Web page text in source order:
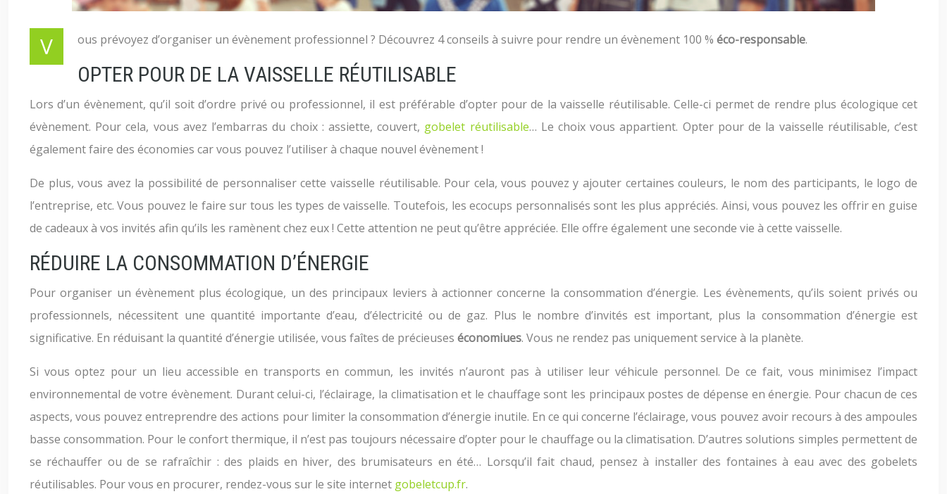
Vous prévoyez d’organiser un évènement professionnel ? Découvrez 4 conseils à suivre pour rendre un évènement 100 % éco-responsable.
OPTER POUR DE LA VAISSELLE RÉUTILISABLE
Lors d’un évènement, qu’il soit d’ordre privé ou professionnel, il est préférable d’opter pour de la vaisselle réutilisable. Celle-ci permet de rendre plus écologique cet
évènement. Pour cela, vous avez l’embarras du choix : assiette, couvert, gobelet réutilisable… Le choix vous appartient. Opter pour de la vaisselle réutilisable, c’est
également faire des économies car vous pouvez l’utiliser à chaque nouvel évènement !
De plus, vous avez la possibilité de personnaliser cette vaisselle réutilisable. Pour cela, vous pouvez y ajouter certaines couleurs, le nom des participants, le logo de
l’entreprise, etc. Vous pouvez le faire sur tous les types de vaisselle. Toutefois, les ecocups personnalisés sont les plus appréciés. Ainsi, vous pouvez les offrir en guise
de cadeaux à vos invités afin qu’ils les ramènent chez eux ! Cette attention ne peut qu’être appréciée. Elle offre également une seconde vie à cette vaisselle.
RÉDUIRE LA CONSOMMATION D’ÉNERGIE
Pour organiser un évènement plus écologique, un des principaux leviers à actionner concerne la consommation d’énergie. Les évènements, qu’ils soient privés ou
professionnels, nécessitent une quantité importante d’eau, d’électricité ou de gaz. Plus le nombre d’invités est important, plus la consommation d’énergie est
significative. En réduisant la quantité d’énergie utilisée, vous faîtes de précieuses économiues. Vous ne rendez pas uniquement service à la planète.
Si vous optez pour un lieu accessible en transports en commun, les invités n’auront pas à utiliser leur véhicule personnel. De ce fait, vous minimisez l’impact
environnemental de votre évènement. Durant celui-ci, l’éclairage, la climatisation et le chauffage sont les principaux postes de dépense en énergie. Pour chacun de ces
aspects, vous pouvez entreprendre des actions pour limiter la consommation d’énergie inutile. En ce qui concerne l’éclairage, vous pouvez avoir recours à des ampoules
basse consommation. Pour le confort thermique, il n’est pas toujours nécessaire d’opter pour le chauffage ou la climatisation. D’autres solutions simples permettent de
se réchauffer ou de se rafraîchir : des plaids en hiver, des brumisateurs en été… Lorsqu’il fait chaud, pensez à installer des fontaines à eau avec des gobelets
réutilisables. Pour vous en procurer, rendez-vous sur le site internet gobeletcup.fr.